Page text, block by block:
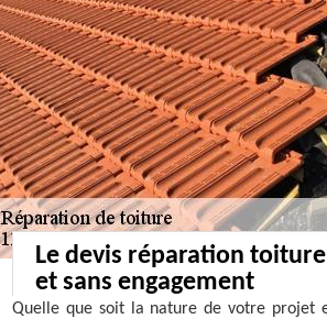
Le devis réparation
et sans engagement
Quelle que soit la nature de votre projet